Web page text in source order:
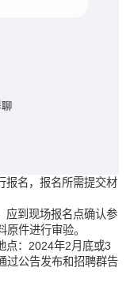
报名，报名所需提交材
应到现场报名点确认参
件进行审验。
点：2024年2月底或3
过公告发布和招聘群告